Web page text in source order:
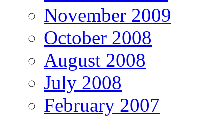
November 2009
October 2008
August 2008
July 2008
February 2007